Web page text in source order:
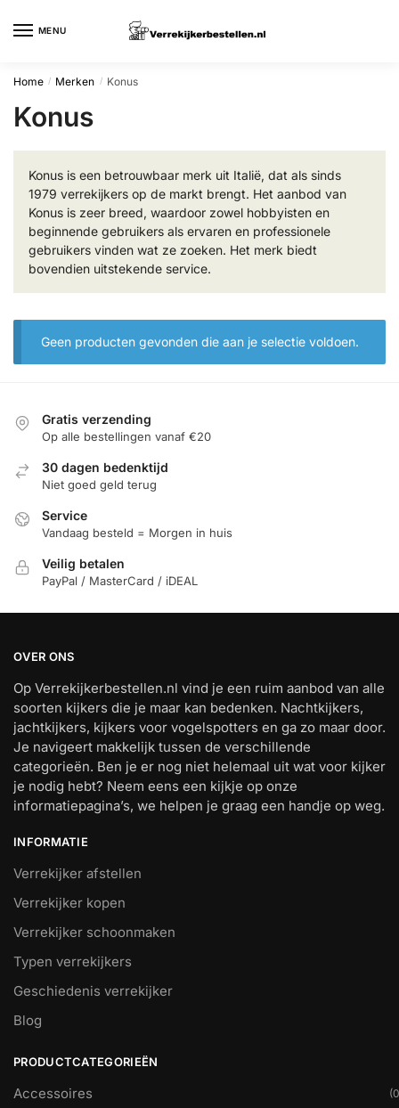
MENU
Home / Merken / Konus
Konus
Konus is een betrouwbaar merk uit Italië, dat als sinds
1979 verrekijkers op de markt brengt. Het aanbod van
Konus is zeer breed, waardoor zowel hobbyisten en
beginnende gebruikers als ervaren en professionele
gebruikers vinden wat ze zoeken. Het merk biedt
bovendien uitstekende service.
Geen producten gevonden die aan je selectie voldoen.
Gratis verzending
Op alle bestellingen vanaf €20
30 dagen bedenktijd
Niet goed geld terug
Service
Vandaag besteld = Morgen in huis
Veilig betalen
PayPal / MasterCard / iDEAL
OVER ONS
Op Verrekijkerbestellen.nl vind je een ruim aanbod van alle
soorten kijkers die je maar kan bedenken. Nachtkijkers,
jachtkijkers, kijkers voor vogelspotters en ga zo maar door.
Je navigeert makkelijk tussen de verschillende
categorieën. Ben je er nog niet helemaal uit wat voor kijker
je nodig hebt? Neem eens een kijkje op onze
informatiepagina’s, we helpen je graag een handje op weg.
INFORMATIE
Verrekijker afstellen
Verrekijker kopen
Verrekijker schoonmaken
Typen verrekijkers
Geschiedenis verrekijker
Blog
PRODUCTCATEGORIEËN
Accessoires